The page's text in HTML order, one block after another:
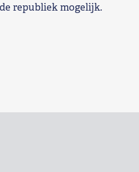
republiek mogelijk.